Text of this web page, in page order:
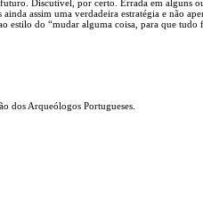
Discutível, por certo. Errada em alguns
assim uma verdadeira estratégia e não
estilo do “mudar alguma coisa, para que tudo
dos Arqueólogos Portugueses.